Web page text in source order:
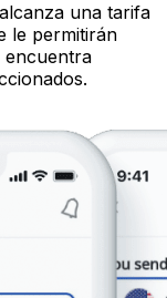
una tarifa
le permitirán
encuentra